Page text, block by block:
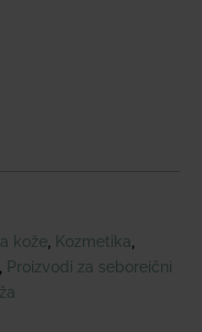
kože Kozmetika
Proizvodi za seboreični